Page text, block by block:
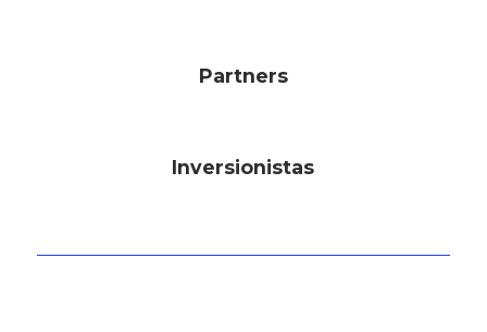
Partners
Inversionistas